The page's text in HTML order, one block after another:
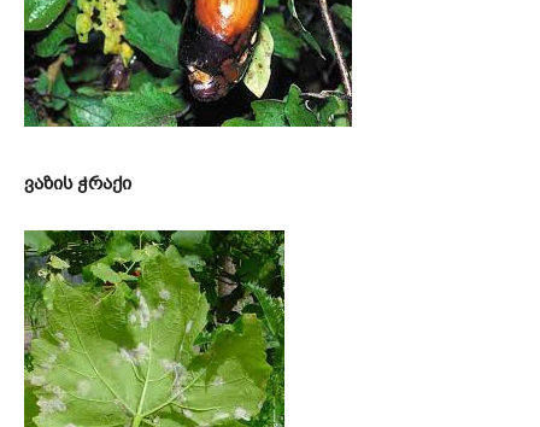
ვაზის ჭრაქი